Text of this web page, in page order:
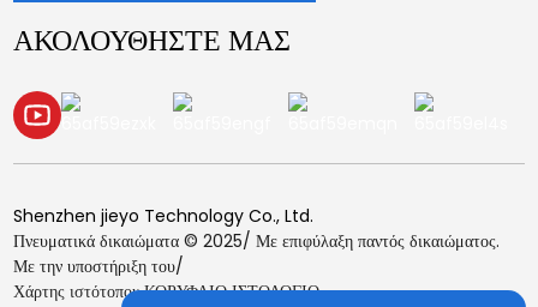
ΑΚΟΛΟΥΘΗΣΤΕ ΜΑΣ
Shenzhen jieyo Technology Co., Ltd.
Πνευματικά δικαιώματα © 2025/ Με επιφύλαξη παντός δικαιώματος.
Με την υποστήριξη του/
Χάρτης ιστότοπου,ΚΟΡΥΦΑΙΟ ΙΣΤΟΛΟΓΙΟ